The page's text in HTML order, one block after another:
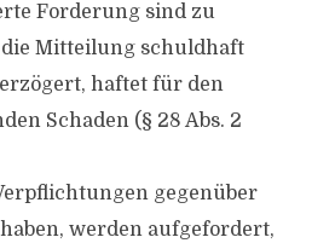
Forderung sind zu
die Mitteilung schuldhaft
haftet für den
Schaden (§ 28 Abs. 2
gegenüber
werden aufgefordert,